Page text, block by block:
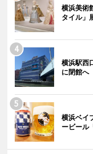
横浜美術
タイル」
横浜駅西
に閉館
横浜ベイ
ービール